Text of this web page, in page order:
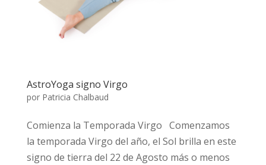
AstroYoga signo Virgo
por Patricia Chalbaud
Comienza la Temporada Virgo Comenzamos
la temporada Virgo del año, el Sol brilla en este
signo de tierra del 22 de Agosto más o menos